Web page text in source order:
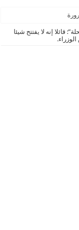
قائلا إنه لا يفتتح شيئا